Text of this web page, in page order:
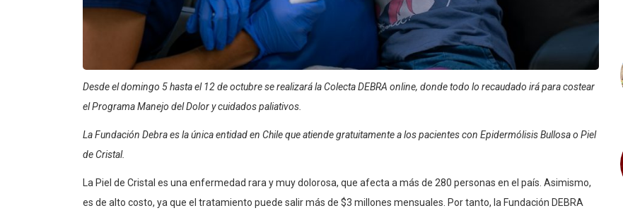
Desde el domingo 5 hasta el 12 de octubre se realizará la Colecta DEBRA online, donde todo lo recaudado irá para costear
el Programa Manejo del Dolor y cuidados paliativos.
La Fundación Debra es la única entidad en Chile que atiende gratuitamente a los pacientes con Epidermólisis Bullosa o Piel
de Cristal.
La Piel de Cristal es una enfermedad rara y muy dolorosa, que afecta a más de 280 personas en el país. Asimismo,
es de alto costo, ya que el tratamiento puede salir más de $3 millones mensuales. Por tanto, la Fundación DEBRA